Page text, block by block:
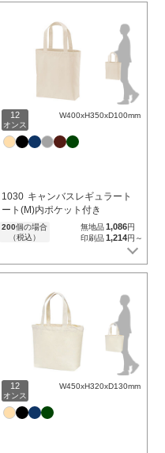
12
オンス
W400xH350xD100mm
1030 キャンバスレギュラート
ート(M)内ポケット付き
200個の場合
（税込）
無地品1,086円
印刷品1,214円～
12
オンス
W450xH320xD130mm